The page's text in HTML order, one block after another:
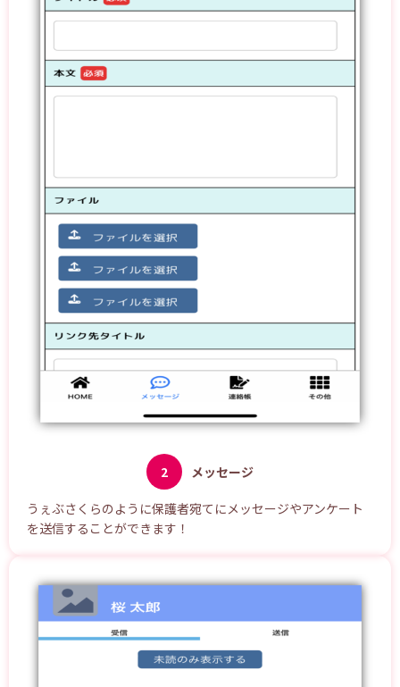
2 メッセージ
うぇぶさくらのように保護者宛てにメッセージやアンケート
を送信することができます！